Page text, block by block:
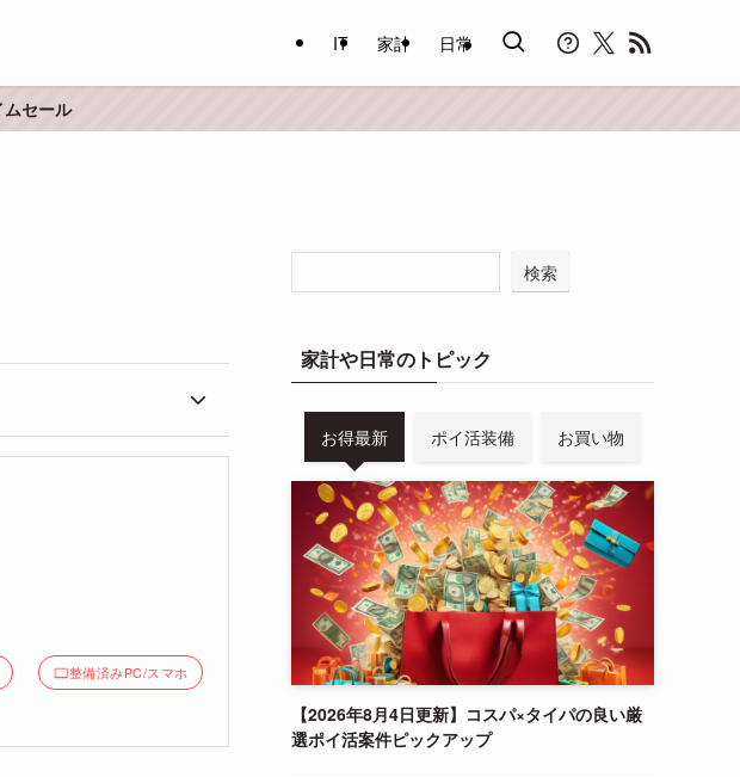
IT 家計 日常
ムセール
整備済みPC/スマホ
検索
家計や日常のトピック
お得最新 ポイ活装備 お買い物
【2026年8月4日更新】コスパ×タイパの良い厳
選ポイ活案件ピックアップ